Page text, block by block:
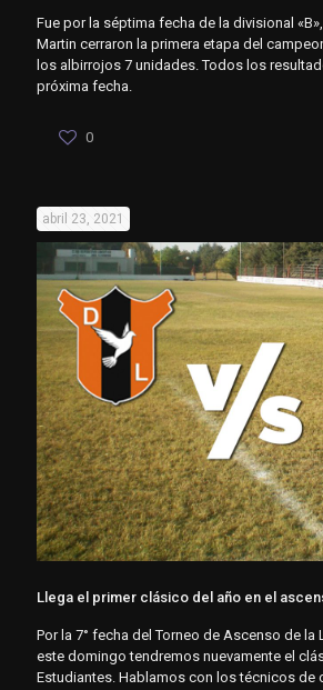
Fue por la séptima fecha de la divisional
Martin cerraron la primera etapa del
los albirrojos 7 unidades. Todos los
próxima fecha.
0
abril 23, 2021
Llega el primer clásico del año en el
Por la 7° fecha del Torneo de Ascenso de la
este domingo tendremos nuevamente el
Estudiantes. Hablamos con los técnicos de